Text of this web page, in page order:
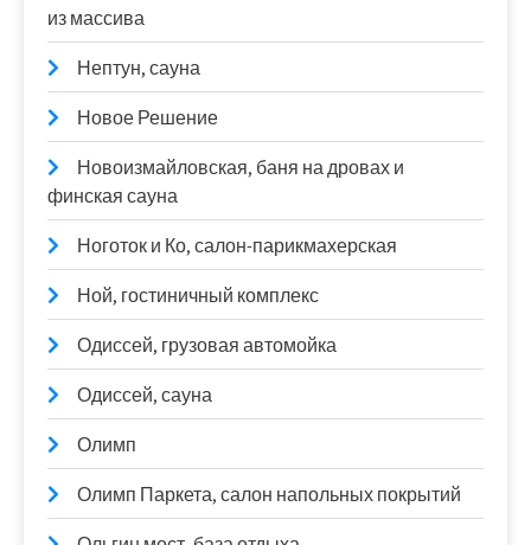
из массива
Нептун, сауна
Новое Решение
Новоизмайловская, баня на дровах и
финская сауна
Ноготок и Ко, салон-парикмахерская
Ной, гостиничный комплекс
Одиссей, грузовая автомойка
Одиссей, сауна
Олимп
Олимп Паркета, салон напольных покрытий